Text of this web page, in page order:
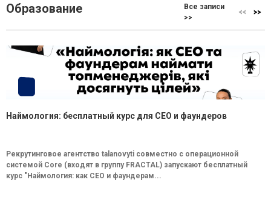
Образование
Все записи
>>
Наймология: бесплатный курс для CEO и фаундеров
Рекрутинговое агентство talanovyti совместно с операционной
системой Core (входят в группу FRACTAL) запускают бесплатный
курс "Наймология: как СEO и фаундерам...